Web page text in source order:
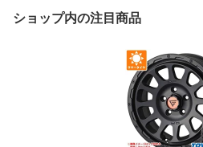
ショップ内の注目商品